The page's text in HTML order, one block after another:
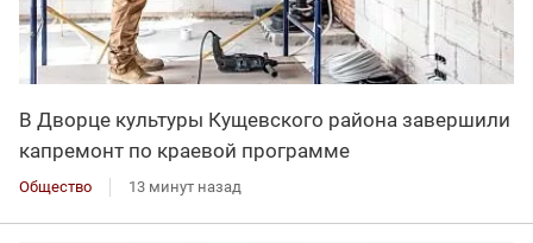
В Дворце культуры Кущевского района завершили
капремонт по краевой программе
Общество 13 минут назад